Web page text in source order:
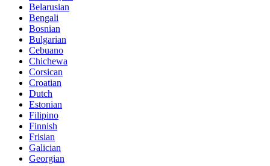
Belarusian
Bengali
Bosnian
Bulgarian
Cebuano
Chichewa
Corsican
Croatian
Dutch
Estonian
Filipino
Finnish
Frisian
Galician
Georgian